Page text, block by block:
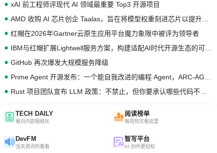
xAI 前工程师评现代 AI 领域最重要 Top3 开源项目
红帽在2026年Gartner云原生应用平台魔力象限中被评为领导者
GitHub 再次爆发大规模服务降级
TECH DAILY
每日内容报纸化
阅读榜单
每周热文看这里
DevFM
当天资讯听着看
智写平台
AI 创作更轻松